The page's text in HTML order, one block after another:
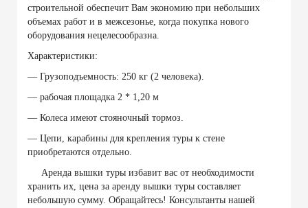
строительной обеспечит Вам экономию при небольших
объемах работ и в межсезонье, когда покупка нового
оборудования нецелесообразна.
Характеристики:
— Грузоподъемность: 250 кг (2 человека).
— рабочая площадка 2 * 1,20 м
— Колеса имеют стояночный тормоз.
— Цепи, карабины для крепления туры к стене
приобретаются отдельно.
Аренда вышки туры избавит вас от необходимости
хранить их, цена за аренду вышки туры составляет
небольшую сумму. Обращайтесь! Консультанты нашей